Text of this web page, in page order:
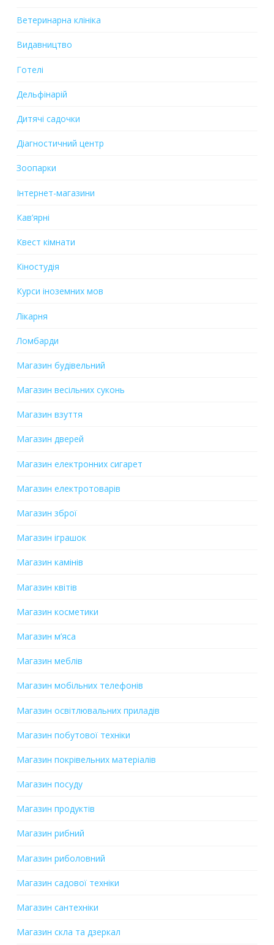
Ветеринарна клініка
Видавництво
Готелі
Дельфінарій
Дитячі садочки
Діагностичний центр
Зоопарки
Інтернет-магазини
Кав’ярні
Квест кімнати
Кіностудія
Курси іноземних мов
Лікарня
Ломбарди
Магазин будівельний
Магазин весільних суконь
Магазин взуття
Магазин дверей
Магазин електронних сигарет
Магазин електротоварів
Магазин зброї
Магазин іграшок
Магазин камінів
Магазин квітів
Магазин косметики
Магазин м’яса
Магазин меблів
Магазин мобільних телефонів
Магазин освітлювальних приладів
Магазин побутової техніки
Магазин покрівельних матеріалів
Магазин посуду
Магазин продуктів
Магазин рибний
Магазин риболовний
Магазин садової техніки
Магазин сантехніки
Магазин скла та дзеркал